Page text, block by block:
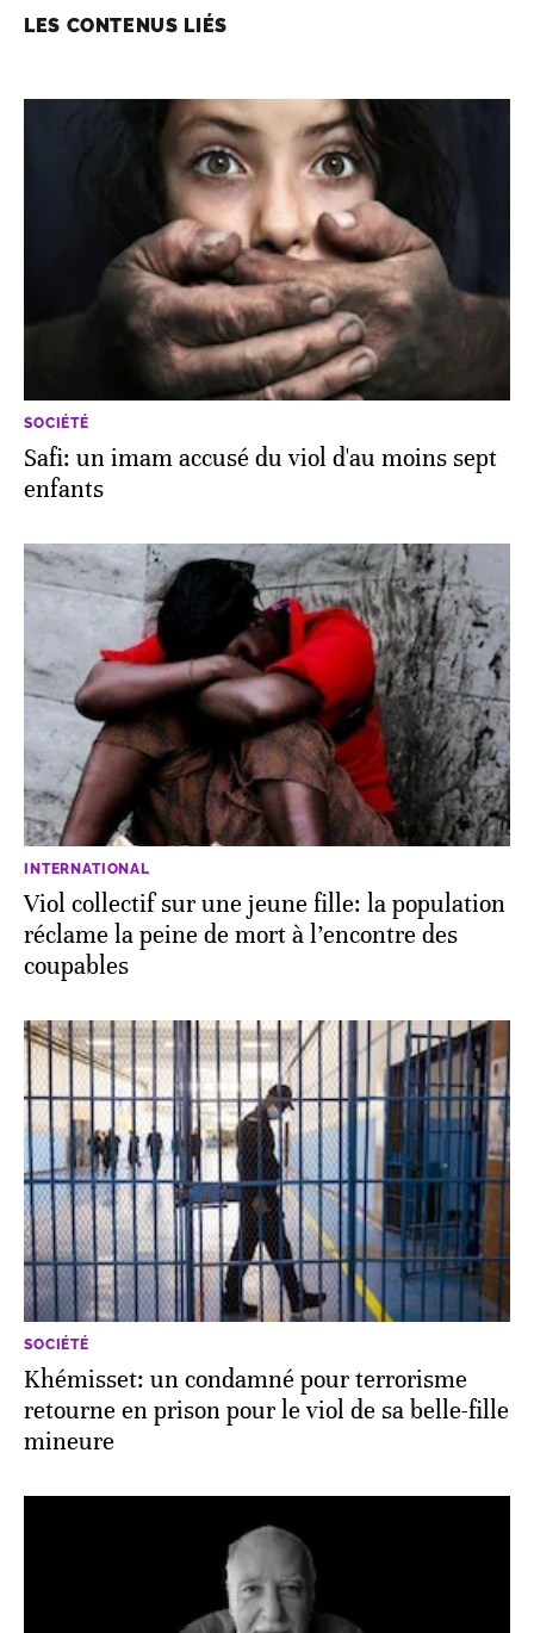
LES CONTENUS LIÉS
SOCIÉTÉ
Safi: un imam accusé du viol d'au moins sept
enfants
INTERNATIONAL
Viol collectif sur une jeune fille: la population
réclame la peine de mort à l’encontre des
coupables
SOCIÉTÉ
Khémisset: un condamné pour terrorisme
retourne en prison pour le viol de sa belle-fille
mineure